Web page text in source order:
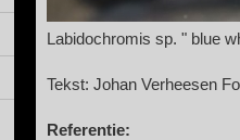
Labidochromis sp. " blue
Tekst: Johan Verheesen
Referentie: